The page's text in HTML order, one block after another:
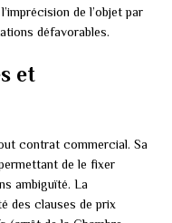
de l’objet par
défavorables.
et
contrat commercial. Sa
de le fixer
ambiguïté. La
des clauses de prix